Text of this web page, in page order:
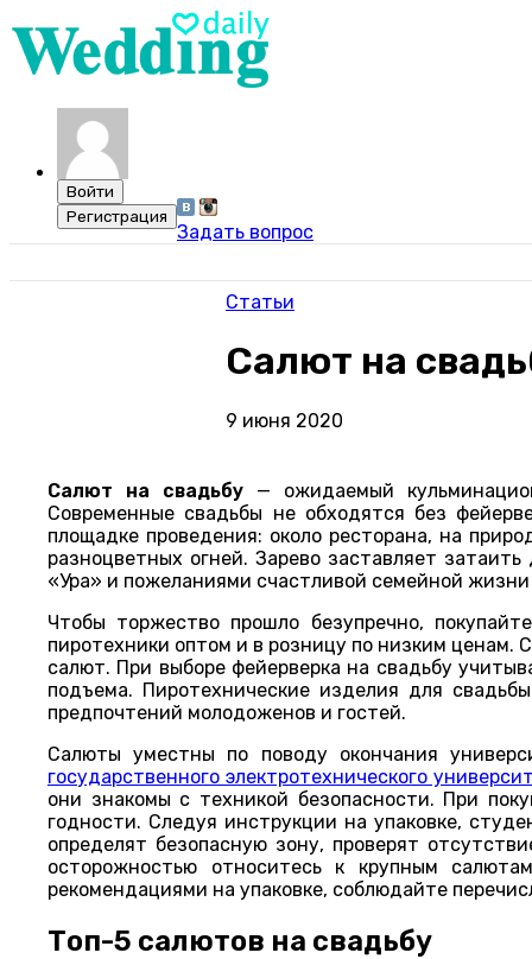
Задать вопрос
Статьи
Салют на
9 июня 2020
Салют на свадьбу — ожидаемый
Современные свадьбы не обходятся без
площадке проведения: около ресторана, на
разноцветных огней. Зарево заставляет
«Ура» и пожеланиями счастливой семейной
Чтобы торжество прошло безупречно,
пиротехники оптом и в розницу по низким
салют. При выборе фейерверка на свадьбу
подъема. Пиротехнические изделия для
предпочтений молодоженов и гостей.
Салюты уместны по поводу окончания
государственного электротехнического
они знакомы с техникой безопасности. При
годности. Следуя инструкции на упаковке,
определят безопасную зону, проверят
осторожностью относитесь к крупным
рекомендациями на упаковке, соблюдайте
Топ-5 салютов на свадьбу